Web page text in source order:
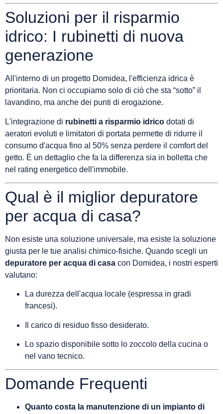
Soluzioni per il risparmio
idrico: I rubinetti di nuova
generazione
All'interno di un progetto Domidea, l'efficienza idrica è
prioritaria. Non ci occupiamo solo di ciò che sta “sotto” il
lavandino, ma anche dei punti di erogazione.
L'integrazione di rubinetti a risparmio idrico dotati di
aeratori evoluti e limitatori di portata permette di ridurre il
consumo d'acqua fino al 50% senza perdere il comfort del
getto. È un dettaglio che fa la differenza sia in bolletta che
nel rating energetico dell'immobile.
Qual è il miglior depuratore
per acqua di casa?
Non esiste una soluzione universale, ma esiste la soluzione
giusta per le tue analisi chimico-fisiche. Quando scegli un
depuratore per acqua di casa con Domidea, i nostri esperti
valutano:
La durezza dell'acqua locale (espressa in gradi
francesi).
Il carico di residuo fisso desiderato.
Lo spazio disponibile sotto lo zoccolo della cucina o
nel vano tecnico.
Domande Frequenti
Quanto costa la manutenzione di un impianto di